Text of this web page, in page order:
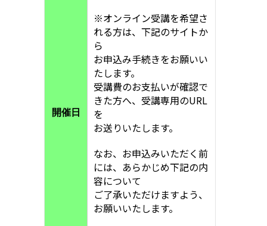
開催日
※オンライン受講を希望さ
れる方は、下記のサイトか
ら
お申込み手続きをお願いい
たします。
受講費のお支払いが確認で
きた方へ、受講専用のURL
を
お送りいたします。
なお、お申込みいただく前
には、あらかじめ下記の内
容について
ご了承いただけますよう、
お願いいたします。